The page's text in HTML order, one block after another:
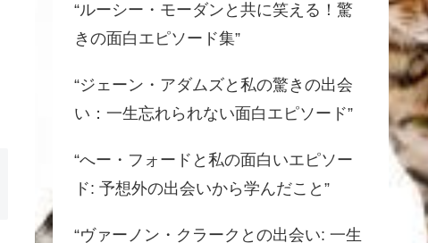
“ルーシー・モーダンと共に笑える！驚
きの面白エピソード集”
“ジェーン・アダムズと私の驚きの出会
い：一生忘れられない面白エピソード”
“へー・フォードと私の面白いエピソー
ド: 予想外の出会いから学んだこと”
“ヴァーノン・クラークとの出会い: 一生